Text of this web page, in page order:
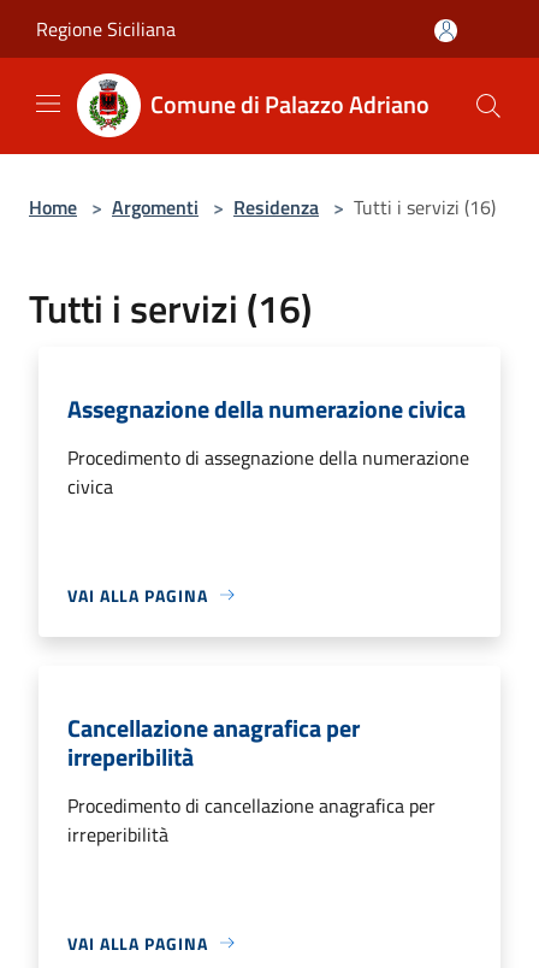
Regione Siciliana
Comune di Palazzo Adriano
Home > Argomenti > Residenza > Tutti i servizi (16)
Tutti i servizi (16)
Assegnazione della numerazione civica
Procedimento di assegnazione della numerazione
civica
VAI ALLA PAGINA
Cancellazione anagrafica per
irreperibilità
Procedimento di cancellazione anagrafica per
irreperibilità
VAI ALLA PAGINA